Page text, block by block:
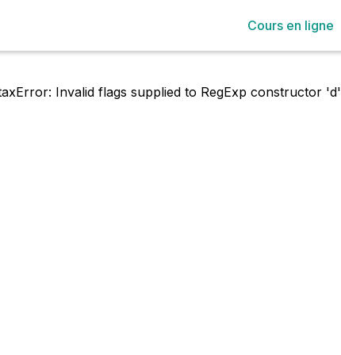
Cours en ligne
Invalid flags supplied to RegExp constructor 'd'